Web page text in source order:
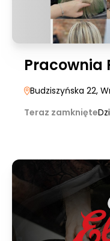
Pracownia
Budziszyńska 22,
Teraz zamknięte